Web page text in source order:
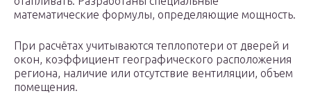
математические формулы, определяющие мощность.
При расчётах учитываются теплопотери от дверей и
окон, коэффициент географического расположения
региона, наличие или отсутствие вентиляции, объем
помещения.